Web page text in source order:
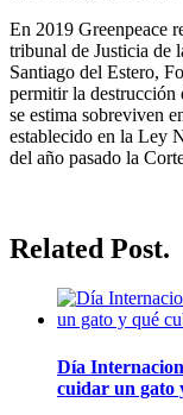
En 2019 Greenpeace
tribunal de Justicia de
Santiago del Estero,
permitir la destrucción
se estima sobreviven
establecido en la Ley
del año pasado la
Related Post.
Día
cuidar un gato